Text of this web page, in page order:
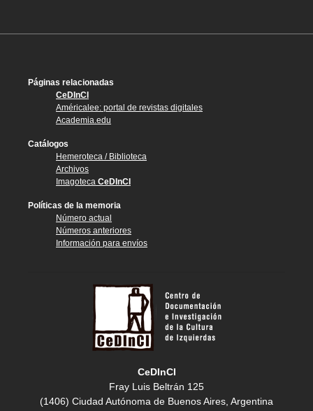
Páginas relacionadas
CeDInCI
Américalee: portal de revistas digitales
Academia.edu
Catálogos
Hemeroteca / Biblioteca
Archivos
Imagoteca CeDInCI
Políticas de la memoria
Número actual
Números anteriores
Información para envíos
CeDInCI
Fray Luis Beltrán 125
(1406) Ciudad Autónoma de Buenos Aires, Argentina